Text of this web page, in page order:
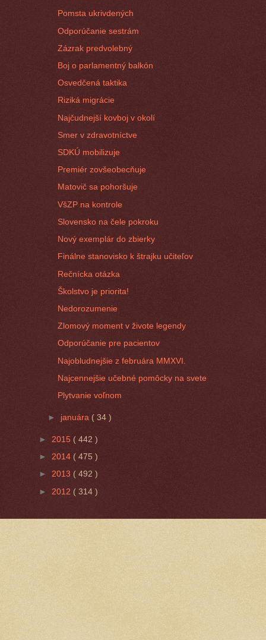
Pomsta ukrivdených
Odporúčanie sestrám
Zázrak predvolebný
Boj o parlamentný balkón
Osvedčená taktika
Riziká migrácie
Najčudnejší kovboj v okolí
Smer v zdravotníctve
SDKÚ mobilizuje
Premiér zovšeobecňuje
Matovič sa pohoršuje
VšZP na kontrole
Slovensko na čele pokroku
Nový exemplár do zbierky
Finálne stanovisko k štrajku učiteľov
Rečnícka otázka
Školstvo je priorita!
Nedorozumenie
Zlomový moment v živote legendy
Odporúčanie pre pacientov
Najobludnejšie z februára MMXVI.
Najcennejšie učebné pomôcky na svete
Plytvanie voľnom
► januára( 34 )
► 2015 ( 442 )
► 2014 ( 475 )
► 2013 ( 492 )
► 2012 ( 314 )